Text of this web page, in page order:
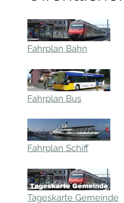
Fahrplan Bahn
Fahrplan Bus
Fahrplan Schiff
Tageskarte Gemeinde